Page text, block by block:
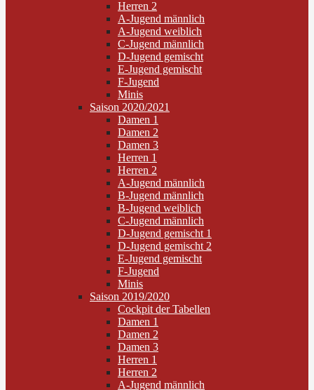
Herren 2
A-Jugend männlich
A-Jugend weiblich
C-Jugend männlich
D-Jugend gemischt
E-Jugend gemischt
F-Jugend
Minis
Saison 2020/2021
Damen 1
Damen 2
Damen 3
Herren 1
Herren 2
A-Jugend männlich
B-Jugend männlich
B-Jugend weiblich
C-Jugend männlich
D-Jugend gemischt 1
D-Jugend gemischt 2
E-Jugend gemischt
F-Jugend
Minis
Saison 2019/2020
Cockpit der Tabellen
Damen 1
Damen 2
Damen 3
Herren 1
Herren 2
A-Jugend männlich